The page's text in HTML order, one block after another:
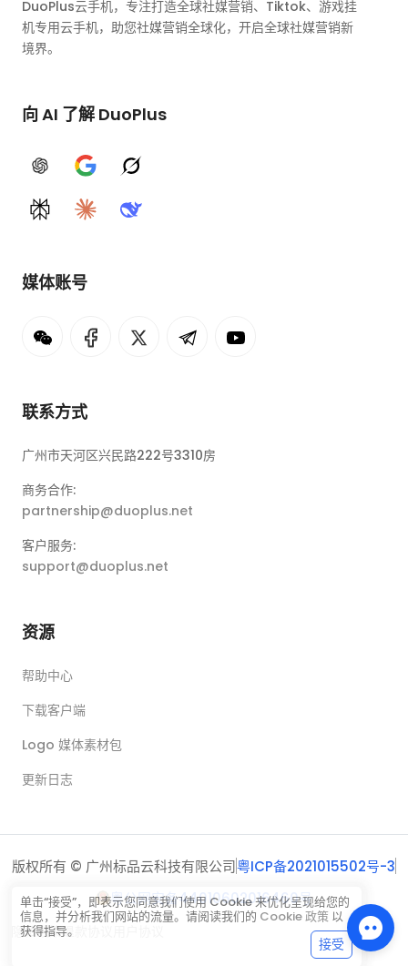
DuoPlus云手机，专注打造全球社媒营销、Tiktok、游戏挂
机专用云手机，助您社媒营销全球化，开启全球社媒营销新
境界。
向 AI 了解 DuoPlus
ChatGPTGoogle AIGrok
PerplexityClaudeDeepSeek
媒体账号
联系方式
广州市天河区兴民路222号3310房
商务合作:
partnership@duoplus.net
客户服务:
support@duoplus.net
资源
帮助中心
下载客户端
Logo 媒体素材包
更新日志
版权所有 © 广州标品云科技有限公司粤ICP备2021015502号-3
粤公网安备44010602016460号
隐私政策退款协议
单击“接受”，即表示您同意我们使用 Cookie 来优化呈现给您的
信息，并分析我们网站的流量。请阅读我们的 Cookie 政策 以
获得指导。
接受